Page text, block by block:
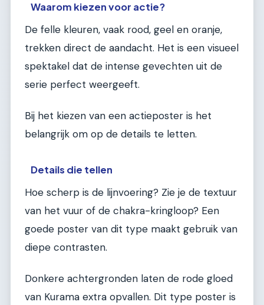
Waarom kiezen voor actie?
De felle kleuren, vaak rood, geel en oranje,
trekken direct de aandacht. Het is een visueel
spektakel dat de intense gevechten uit de
serie perfect weergeeft.
Bij het kiezen van een actieposter is het
belangrijk om op de details te letten.
Details die tellen
Hoe scherp is de lijnvoering? Zie je de textuur
van het vuur of de chakra-kringloop? Een
goede poster van dit type maakt gebruik van
diepe contrasten.
Donkere achtergronden laten de rode gloed
van Kurama extra opvallen. Dit type poster is